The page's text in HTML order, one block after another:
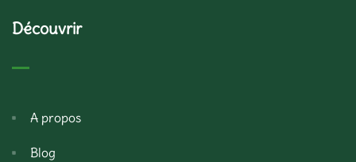
Découvrir
A propos
Blog